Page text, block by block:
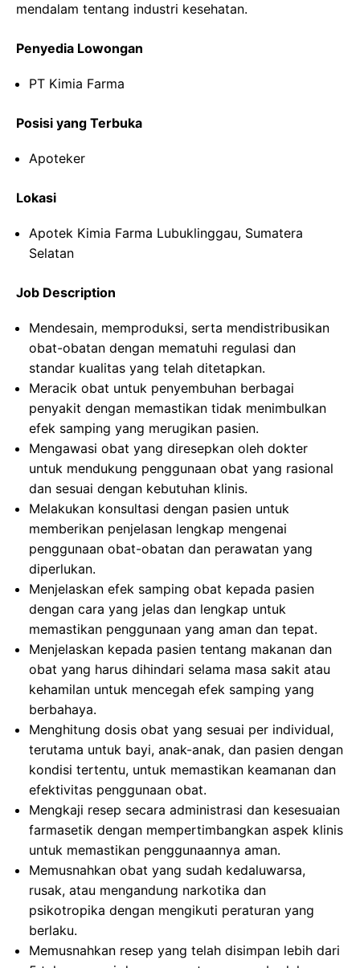
mendalam tentang industri kesehatan.
Penyedia Lowongan
PT Kimia Farma
Posisi yang Terbuka
Apoteker
Lokasi
Apotek Kimia Farma Lubuklinggau, Sumatera
Selatan
Job Description
Mendesain, memproduksi, serta mendistribusikan
obat-obatan dengan mematuhi regulasi dan
standar kualitas yang telah ditetapkan.
Meracik obat untuk penyembuhan berbagai
penyakit dengan memastikan tidak menimbulkan
efek samping yang merugikan pasien.
Mengawasi obat yang diresepkan oleh dokter
untuk mendukung penggunaan obat yang rasional
dan sesuai dengan kebutuhan klinis.
Melakukan konsultasi dengan pasien untuk
memberikan penjelasan lengkap mengenai
penggunaan obat-obatan dan perawatan yang
diperlukan.
Menjelaskan efek samping obat kepada pasien
dengan cara yang jelas dan lengkap untuk
memastikan penggunaan yang aman dan tepat.
Menjelaskan kepada pasien tentang makanan dan
obat yang harus dihindari selama masa sakit atau
kehamilan untuk mencegah efek samping yang
berbahaya.
Menghitung dosis obat yang sesuai per individual,
terutama untuk bayi, anak-anak, dan pasien dengan
kondisi tertentu, untuk memastikan keamanan dan
efektivitas penggunaan obat.
Mengkaji resep secara administrasi dan kesesuaian
farmasetik dengan mempertimbangkan aspek klinis
untuk memastikan penggunaannya aman.
Memusnahkan obat yang sudah kedaluwarsa,
rusak, atau mengandung narkotika dan
psikotropika dengan mengikuti peraturan yang
berlaku.
Memusnahkan resep yang telah disimpan lebih dari